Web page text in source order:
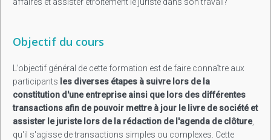
Objectif du cours
L’objectif général de cette formation est de faire connaître aux
participants les diverses étapes à suivre lors de la
constitution d'une entreprise ainsi que lors des différentes
transactions afin de pouvoir mettre à jour le livre de société et
assister le juriste lors de la rédaction de l'agenda de clôture,
qu'il s'agisse de transactions simples ou complexes. Cette